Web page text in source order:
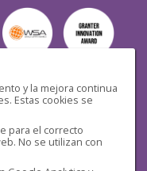
y la mejora continua
Estas cookies se
para el correcto
No se utilizan con